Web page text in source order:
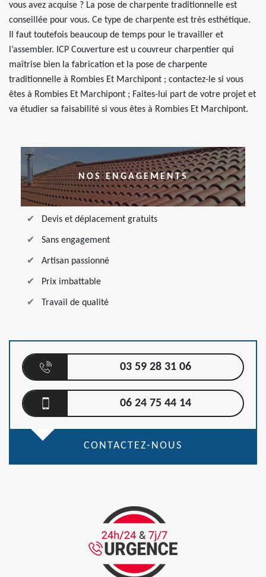
vous avez acquise ? La pose de charpente traditionnelle est
conseillée pour vous. Ce type de charpente est très esthétique.
Il faut toutefois beaucoup de temps pour le travailler et
l’assembler. ICP Couverture est u couvreur charpentier qui
maîtrise bien la fabrication et la pose de charpente
traditionnelle à Rombies Et Marchipont ; contactez-le si vous
êtes à Rombies Et Marchipont ; Faites-lui part de votre projet et
va étudier sa faisabilité si vous êtes à Rombies Et Marchipont.
NOS ENGAGEMENTS
Devis et déplacement gratuits
Sans engagement
Artisan passionné
Prix imbattable
Travail de qualité
03 59 28 31 06
06 24 75 44 14
CONTACTEZ-NOUS